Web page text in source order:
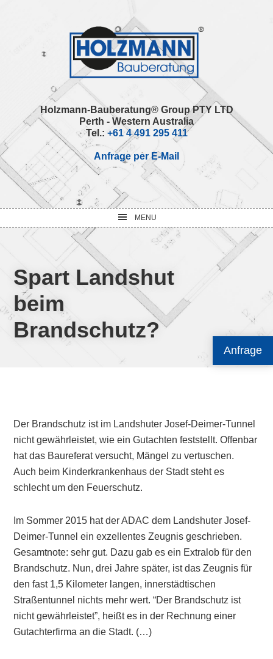
Anfrage
navigation
Holzmann-Bauberatung® Group PTY LTD
Perth - Western Australia
Tel.: +61 4 491 295 411
Anfrage per E-Mail
MENU
Spart Landshut
beim
Brandschutz?
Der Brandschutz ist im Landshuter Josef-Deimer-Tunnel
nicht gewährleistet, wie ein Gutachten feststellt. Offenbar
hat das Baureferat versucht, Mängel zu vertuschen.
Auch beim Kinderkrankenhaus der Stadt steht es
schlecht um den Feuerschutz.
Im Sommer 2015 hat der ADAC dem Landshuter Josef-
Deimer-Tunnel ein exzellentes Zeugnis geschrieben.
Gesamtnote: sehr gut. Dazu gab es ein Extralob für den
Brandschutz. Nun, drei Jahre später, ist das Zeugnis für
den fast 1,5 Kilometer langen, innerstädtischen
Straßentunnel nichts mehr wert. “Der Brandschutz ist
nicht gewährleistet”, heißt es in der Rechnung einer
Gutachterfirma an die Stadt. (…)